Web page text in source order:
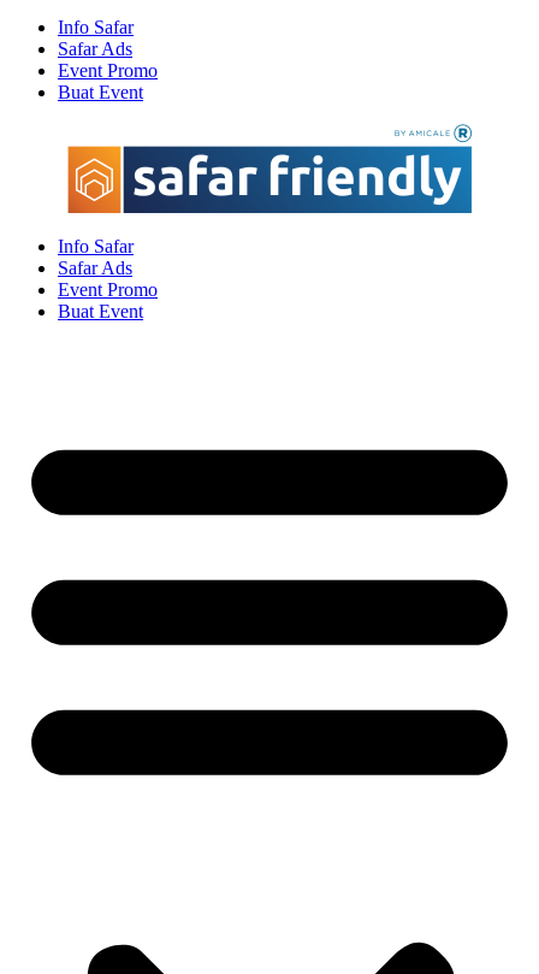
Info Safar
Safar Ads
Event Promo
Buat Event
Info Safar
Safar Ads
Event Promo
Buat Event